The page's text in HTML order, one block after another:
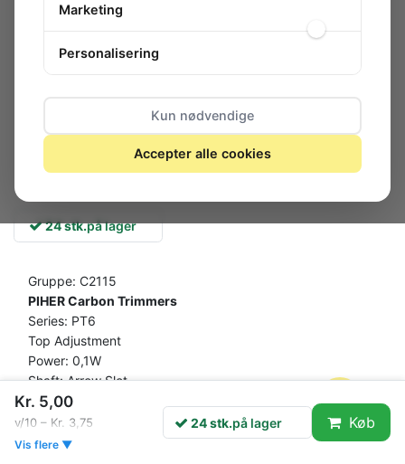
24 stk.på lager
Gruppe: C2115
PIHER Carbon Trimmers
Series: PT6
Top Adjustment
Power: 0,1W
Shaft: Arrow Slot
Pitch: 5,0/5,0mm
Housing: 6mm
Features
Kr. 5,00
v/10 – Kr. 3,75
Vis flere ▼
24 stk.på lager Køb
Marketing
Personalisering
Kun nødvendige
Accepter alle cookies